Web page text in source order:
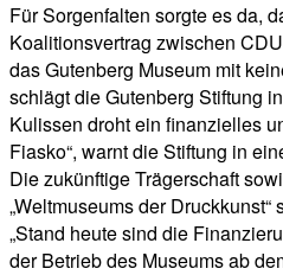
Für Sorgenfalten sorgte es da,
Koalitionsvertrag zwischen
das Gutenberg Museum mit
schlägt die Gutenberg Stiftung
Kulissen droht ein finanzielles
Fiasko“, warnt die Stiftung in
Die zukünftige Trägerschaft
„Weltmuseums der Druckkunst“
„Stand heute sind die
der Betrieb des Museums ab